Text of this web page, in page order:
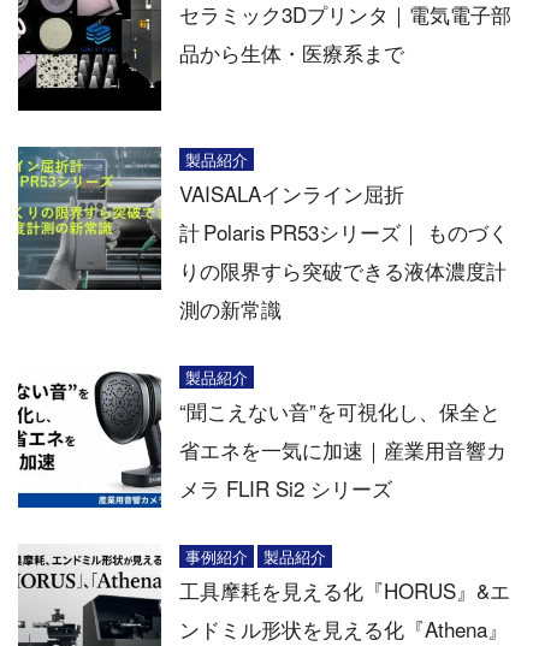
セラミック3Dプリンタ｜電気電子部
品から生体・医療系まで
製品紹介
VAISALAインライン屈折
計 Polaris PR53シリーズ｜ ものづく
りの限界すら突破できる液体濃度計
測の新常識
製品紹介
“聞こえない音”を可視化し、保全と
省エネを一気に加速｜産業用音響カ
メラ FLIR Si2 シリーズ
事例紹介 製品紹介
工具摩耗を見える化『HORUS』&エ
ンドミル形状を見える化『Athena』